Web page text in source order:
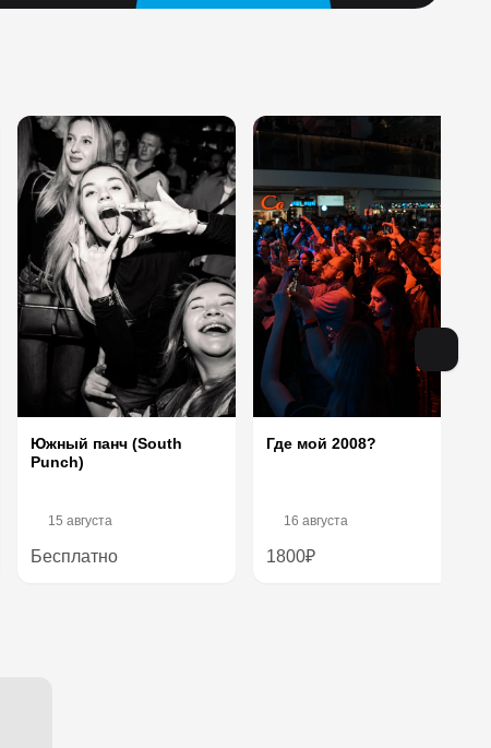
Южный панч (South
Punch)
15 августа
Бесплатно
Где мой 2008?
16 августа
1800₽